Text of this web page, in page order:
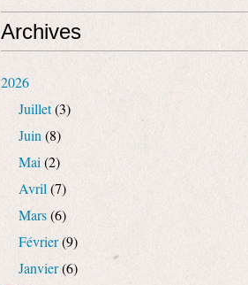
Archives
2026
Juillet(3)
Juin (8)
Mai (2)
Avril (7)
Mars(6)
Février(9)
Janvier(6)